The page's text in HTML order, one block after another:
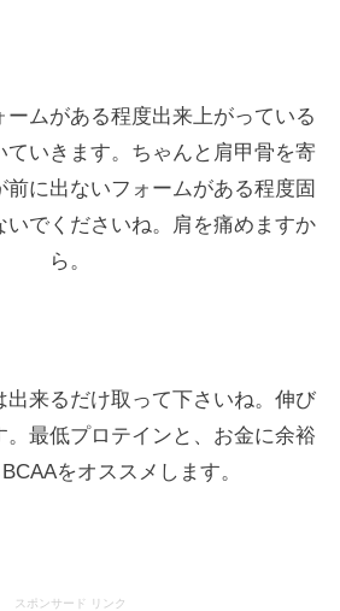
ムがある程度出来上がっている
いきます。ちゃんと肩甲骨を寄
に出ないフォームがある程度固
いでくださいね。肩を痛めますか
ら。
出来るだけ取って下さいね。伸び
。最低プロテインと、お金に余裕
をオススメします。
スポンサード リンク